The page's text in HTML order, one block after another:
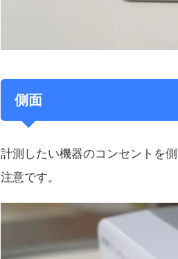
側面
計測したい機器のコンセントを
注意です。